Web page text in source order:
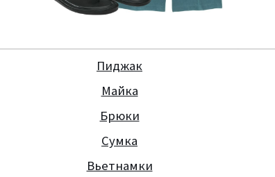
Пиджак
Майка
Брюки
Сумка
Вьетнамки